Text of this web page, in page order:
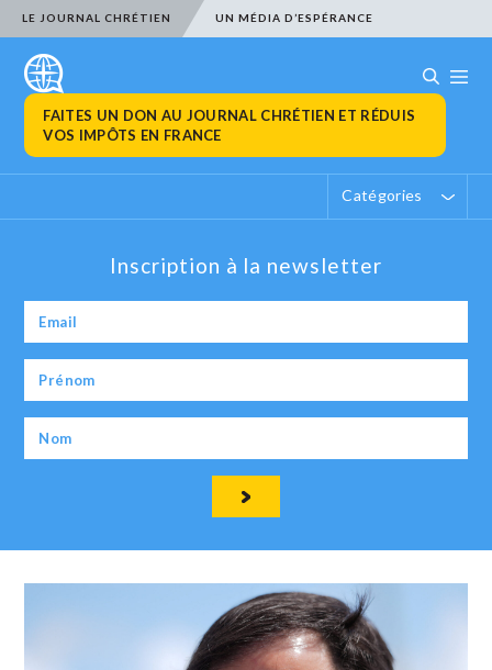
LE JOURNAL CHRÉTIEN UN MÉDIA D’ESPÉRANCE
FAITES UN DON AU JOURNAL CHRÉTIEN ET RÉDUIS
VOS IMPÔTS EN FRANCE
Catégories
Inscription à la newsletter